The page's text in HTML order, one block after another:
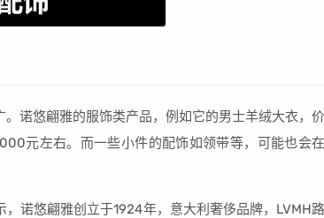
诺悠翩雅的服饰类产品，例如它的男士羊绒大衣，价
元左右。而一些小件的配饰如领带等，可能也会在
诺悠翩雅创立于1924年，意大利奢侈品牌，LVMH路